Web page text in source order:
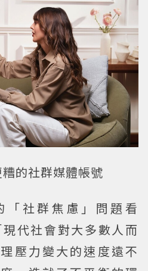
的社群媒體帳號
「社群焦慮」問題看
代社會對大多數人而
壓力變大的速度遠不